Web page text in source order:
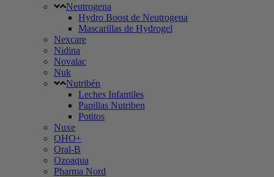
Neutrogena
Hydro Boost de Neutrogena
Mascarillas de Hydrogel
Nexcare
Nidina
Novalac
Nuk
Nutribén
Leches Infantiles
Papillas Nutriben
Potitos
Nuxe
OHO+
Oral-B
Ozoaqua
Pharma Nord